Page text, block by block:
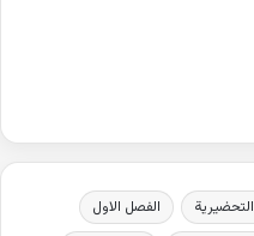
الفصل الاول